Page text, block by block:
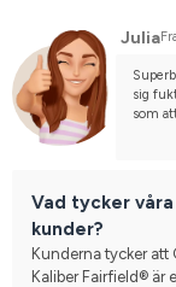
Julia
sig
som
Vad tycker våra
kunder?
Kunderna tycker att
Kaliber Fairfield® är